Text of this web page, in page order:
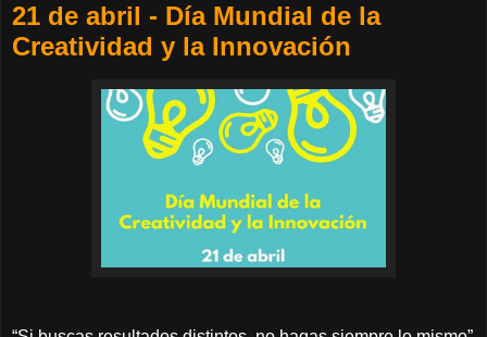
21 de abril - Día Mundial de la
Creatividad y la Innovación